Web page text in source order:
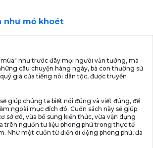
như mỏ khoét
như trước đây mọi người vẫn tưởng, mà
câu chuyện hàng ngày, bà con thường sử
giá của tiếng nói dân tộc, được truyền
giúp chúng ta biết nói đúng và viết đúng, để
ngoài mục đích đó. Cuốn sách này sẽ giúp
sở đó, vừa bổ sung kiến thức, vừa vận dụng
trên nguồn tư liệu phong phú trong thực tế
Như một cuốn từ điển di động phong phú, đa